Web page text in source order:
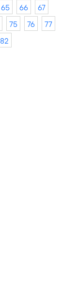
65 66
67
75 76
77
82